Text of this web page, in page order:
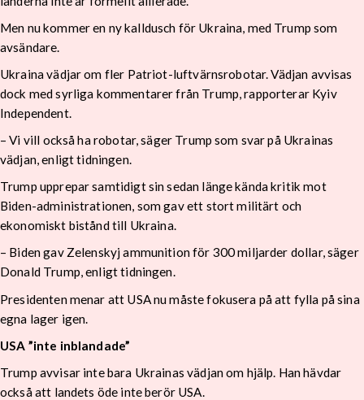
Men nu kommer en ny kalldusch för Ukraina, med Trump som
avsändare.
Ukraina vädjar om fler Patriot-luftvärnsrobotar. Vädjan avvisas
dock med syrliga kommentarer från Trump, rapporterar Kyiv
Independent.
– Vi vill också ha robotar, säger Trump som svar på Ukrainas
vädjan, enligt tidningen.
Trump upprepar samtidigt sin sedan länge kända kritik mot
Biden-administrationen, som gav ett stort militärt och
ekonomiskt bistånd till Ukraina.
– Biden gav Zelenskyj ammunition för 300 miljarder dollar, säger
Donald Trump, enligt tidningen.
Presidenten menar att USA nu måste fokusera på att fylla på sina
egna lager igen.
USA ”inte inblandade”
Trump avvisar inte bara Ukrainas vädjan om hjälp. Han hävdar
också att landets öde inte berör USA.